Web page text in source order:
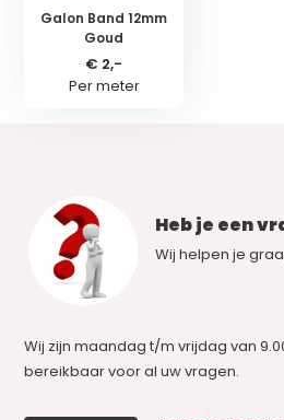
Galon Band 12mm
Goud
€ 2,-
Per meter
Heb je een
Wij helpen je
Wij zijn maandag t/m vrijdag van
bereikbaar voor al uw vragen.